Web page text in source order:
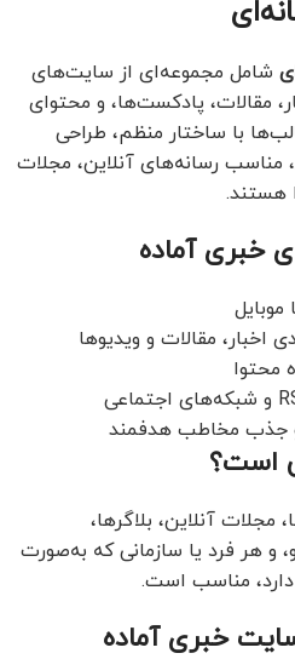
شامل مجموعه‌ای از سایت‌های
مقالات، پادکست‌ها، و محتوای
با ساختار منظم، طراحی
مناسب رسانه‌های آنلاین، مجلات
هستند.
خبری آماده
اخبار، مقالات و ویدیوها
محتوا
و جذب مخاطب هدفمند
است؟
مجلات آنلاین، بلاگرها،
و هر فرد یا سازمانی که به‌صورت
دارد، مناسب است.
خبری آماده